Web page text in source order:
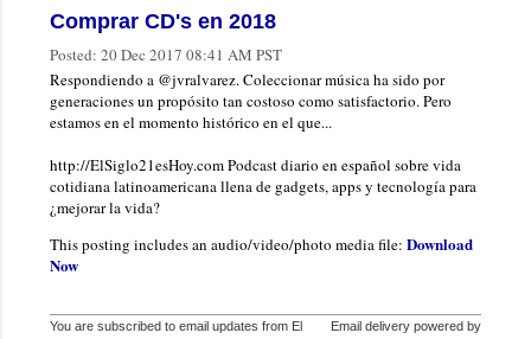
Comprar CD's en 2018
Posted: 20 Dec 2017 08:41 AM PST
Respondiendo a @jvralvarez. Coleccionar música ha sido por
generaciones un propósito tan costoso como satisfactorio. Pero
estamos en el momento histórico en el que...
http://ElSiglo21esHoy.com Podcast diario en español sobre vida
cotidiana latinoamericana llena de gadgets, apps y tecnología para
¿mejorar la vida?
This posting includes an audio/video/photo media file: Download
Now
You are subscribed to email updates from El
Email delivery powered by